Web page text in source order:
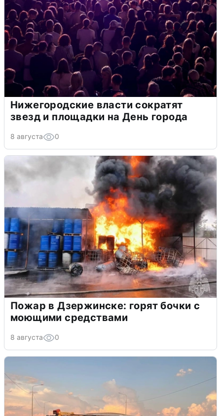
Нижегородские власти сократят
звезд и площадки на День города
8 августа 0
Пожар в Дзержинске: горят бочки с
моющими средствами
8 августа 0